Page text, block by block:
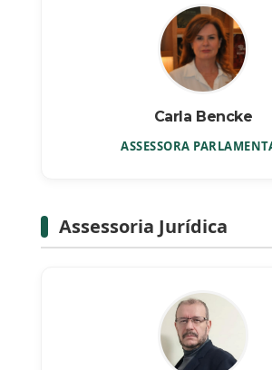
Carla Bencke
ASSESSORA
Assessoria Jurídica